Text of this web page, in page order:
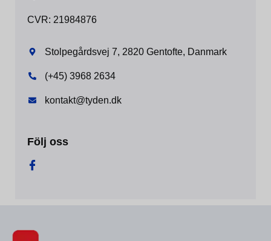
CVR: 21984876
Stolpegårdsvej 7, 2820 Gentofte, Danmark
(+45) 3968 2634
kontakt@tyden.dk
Följ oss